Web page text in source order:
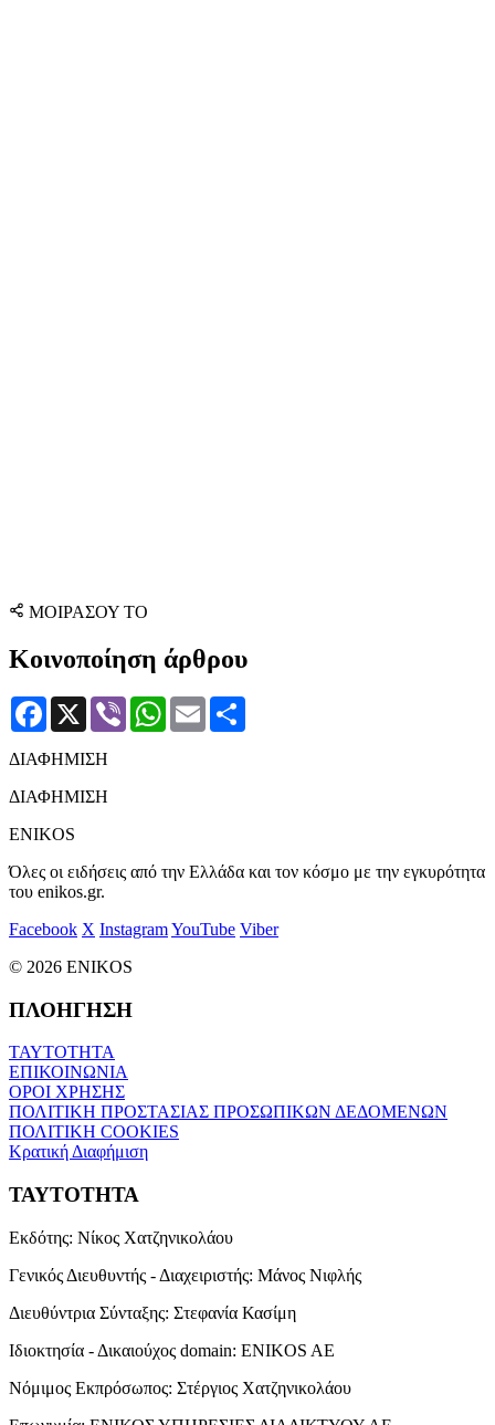
ΜΟΙΡΑΣΟΥ ΤΟ
Κοινοποίηση άρθρου
Facebook
X Viber WhatsApp
Email
ΔΙΑΦΗΜΙΣΗ
ΔΙΑΦΗΜΙΣΗ
ENIKOS
Όλες οι ειδήσεις από την Ελλάδα και τον κόσμο με την εγκυρότητα
του enikos.gr.
Facebook X InstagramYouTube Viber
© 2026 ENIKOS
ΠΛΟΗΓΗΣΗ
ΤΑΥΤΟΤΗΤΑ
ΕΠΙΚΟΙΝΩΝΙΑ
ΟΡΟΙ ΧΡΗΣΗΣ
ΠΟΛΙΤΙΚΗ ΠΡΟΣΤΑΣΙΑΣ ΠΡΟΣΩΠΙΚΩΝ ΔΕΔΟΜΕΝΩΝ
ΠΟΛΙΤΙΚΗ COOKIES
Κρατική Διαφήμιση
ΤΑΥΤΟΤΗΤΑ
Εκδότης: Νίκος Χατζηνικολάου
Γενικός Διευθυντής - Διαχειριστής: Μάνος Νιφλής
Διευθύντρια Σύνταξης: Στεφανία Κασίμη
Ιδιοκτησία - Δικαιούχος domain: ENIKOS AE
Νόμιμος Εκπρόσωπος: Στέργιος Χατζηνικολάου